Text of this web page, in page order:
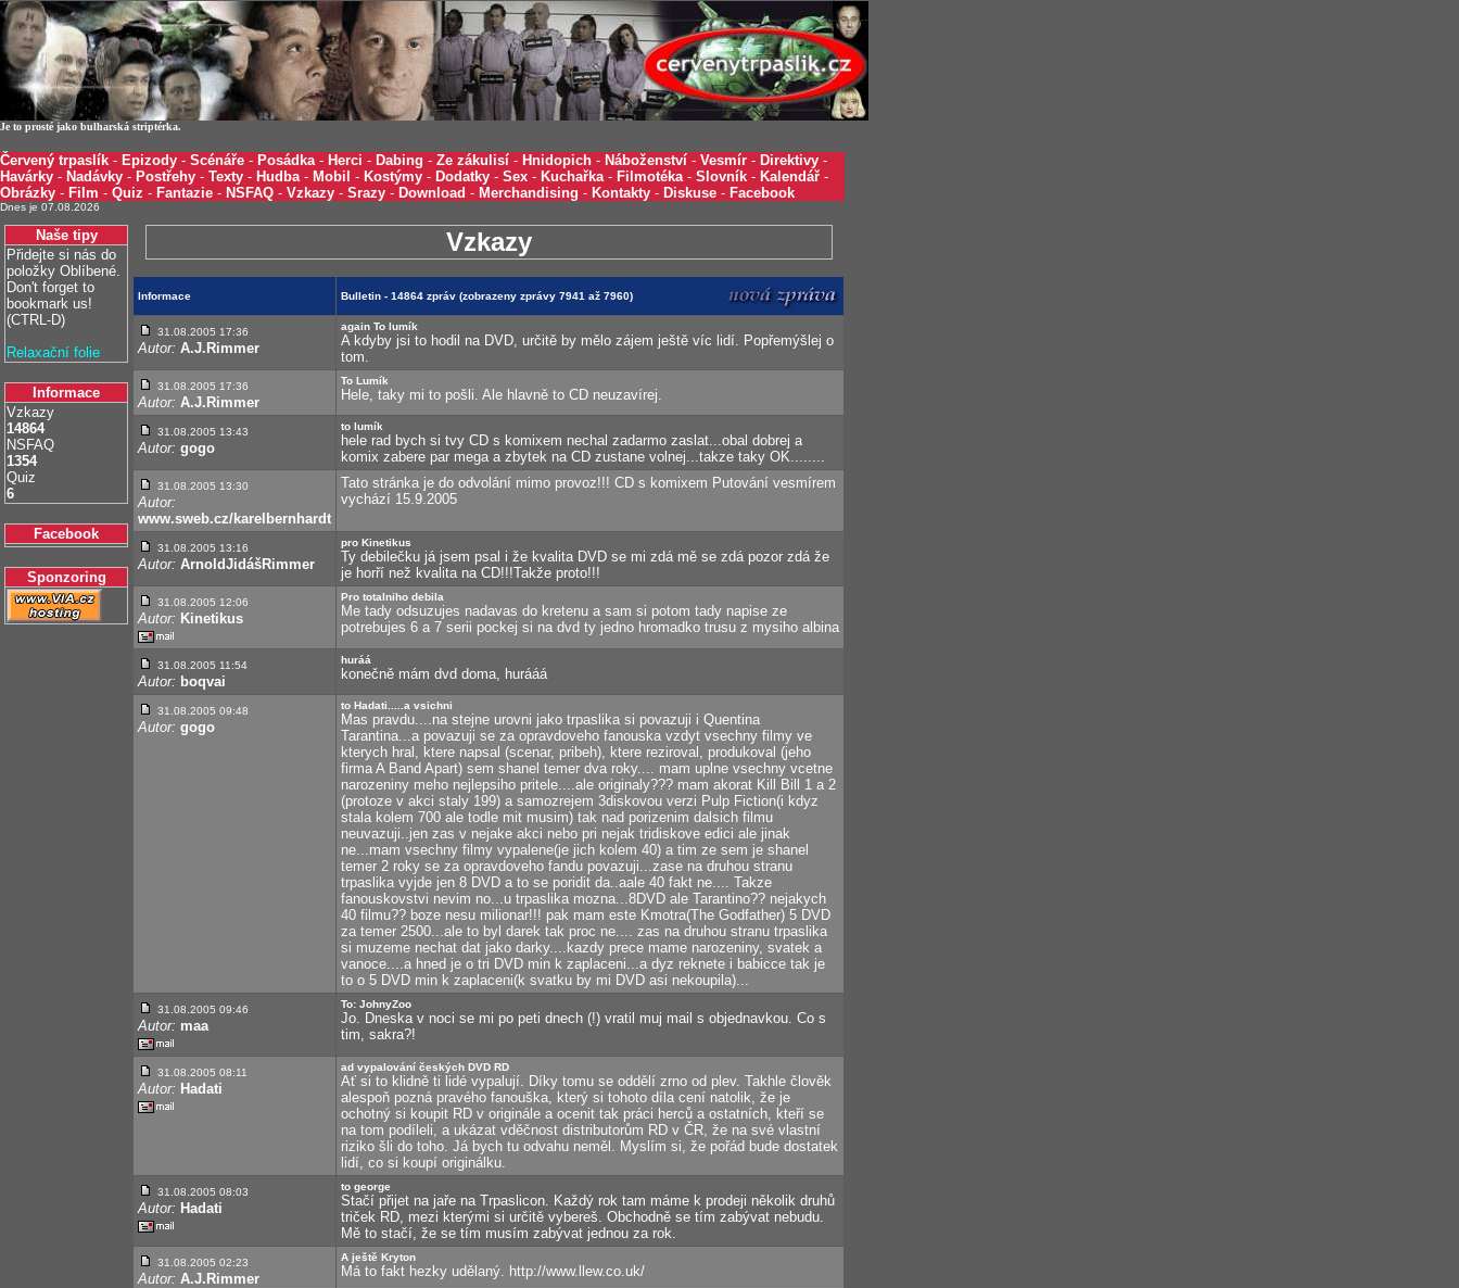
Je to prosté jako bulharská striptérka.
Červený trpaslík - Epizody - Scénáře - Posádka- Herci - Dabing - Ze zákulisí - Hnidopich - Náboženství - Vesmír - Direktivy -
Havárky - Nadávky - Postřehy - Texty - Hudba- Mobil - Kostýmy - Dodatky - Sex - Kuchařka- Filmotéka- Slovník - Kalendář -
Obrázky - Film - Quiz - Fantazie - NSFAQ - Vzkazy - Srazy - Download - Merchandising - Kontakty - Diskuse - Facebook
Dnes je 07.08.2026
Naše tipy
Přidejte si nás do
položky Oblíbené.
Don't forget to
bookmark us!
(CTRL-D)
Relaxační folie
Informace
Vzkazy
14864
NSFAQ
1354
Quiz
6
Facebook
Sponzoring
Vzkazy
Informace Bulletin - 14864 zpráv (zobrazeny zprávy 7941 až 7960)
31.08.2005 17:36
Autor: A.J.Rimmer
again To lumík
A kdyby jsi to hodil na DVD, určitě by mělo zájem ještě víc lidí. Popřemýšlej o
tom.
31.08.2005 17:36
Autor: A.J.Rimmer
To Lumík
Hele, taky mi to pošli. Ale hlavně to CD neuzavírej.
31.08.2005 13:43
Autor: gogo
to lumík
hele rad bych si tvy CD s komixem nechal zadarmo zaslat...obal dobrej a
komix zabere par mega a zbytek na CD zustane volnej...takze taky OK........
31.08.2005 13:30
Autor:
www.sweb.cz/karelbernhardt
Tato stránka je do odvolání mimo provoz!!! CD s komixem Putování vesmírem
vychází 15.9.2005
31.08.2005 13:16
Autor: ArnoldJidášRimmer
pro Kinetikus
Ty debilečku já jsem psal i že kvalita DVD se mi zdá mě se zdá pozor zdá že
je horří než kvalita na CD!!!Takže proto!!!
31.08.2005 12:06
Autor: Kinetikus
Pro totalniho debila
Me tady odsuzujes nadavas do kretenu a sam si potom tady napise ze
potrebujes 6 a 7 serii pockej si na dvd ty jedno hromadko trusu z mysiho albina
31.08.2005 11:54
Autor: boqvai
huráá
konečně mám dvd doma, hurááá
31.08.2005 09:48
Autor: gogo
to Hadati.....a vsichni
Mas pravdu....na stejne urovni jako trpaslika si povazuji i Quentina
Tarantina...a povazuji se za opravdoveho fanouska vzdyt vsechny filmy ve
kterych hral, ktere napsal (scenar, pribeh), ktere reziroval, produkoval (jeho
firma A Band Apart) sem shanel temer dva roky.... mam uplne vsechny vcetne
narozeniny meho nejlepsiho pritele....ale originaly??? mam akorat Kill Bill 1 a 2
(protoze v akci staly 199) a samozrejem 3diskovou verzi Pulp Fiction(i kdyz
stala kolem 700 ale todle mit musim) tak nad porizenim dalsich filmu
neuvazuji..jen zas v nejake akci nebo pri nejak tridiskove edici ale jinak
ne...mam vsechny filmy vypalene(je jich kolem 40) a tim ze sem je shanel
temer 2 roky se za opravdoveho fandu povazuji...zase na druhou stranu
trpaslika vyjde jen 8 DVD a to se poridit da..aale 40 fakt ne.... Takze
fanouskovstvi nevim no...u trpaslika mozna...8DVD ale Tarantino?? nejakych
40 filmu?? boze nesu milionar!!! pak mam este Kmotra(The Godfather) 5 DVD
za temer 2500...ale to byl darek tak proc ne.... zas na druhou stranu trpaslika
si muzeme nechat dat jako darky....kazdy prece mame narozeniny, svatek a
vanoce....a hned je o tri DVD min k zaplaceni...a dyz reknete i babicce tak je
to o 5 DVD min k zaplaceni(k svatku by mi DVD asi nekoupila)...
31.08.2005 09:46
Autor: maa
To: JohnyZoo
Jo. Dneska v noci se mi po peti dnech (!) vratil muj mail s objednavkou. Co s
tim, sakra?!
31.08.2005 08:11
Autor: Hadati
ad vypalování českých DVD RD
Ať si to klidně ti lidé vypalují. Díky tomu se oddělí zrno od plev. Takhle člověk
alespoň pozná pravého fanouška, který si tohoto díla cení natolik, že je
ochotný si koupit RD v originále a ocenit tak práci herců a ostatních, kteří se
na tom podíleli, a ukázat vděčnost distributorům RD v ČR, že na své vlastní
riziko šli do toho. Já bych tu odvahu neměl. Myslím si, že pořád bude dostatek
lidí, co si koupí originálku.
31.08.2005 08:03
Autor: Hadati
to george
Stačí přijet na jaře na Trpaslicon. Každý rok tam máme k prodeji několik druhů
triček RD, mezi kterými si určitě vybereš. Obchodně se tím zabývat nebudu.
Mě to stačí, že se tím musím zabývat jednou za rok.
31.08.2005 02:23
Autor: A.J.Rimmer
A ještě Kryton
Má to fakt hezky udělaný. http://www.llew.co.uk/